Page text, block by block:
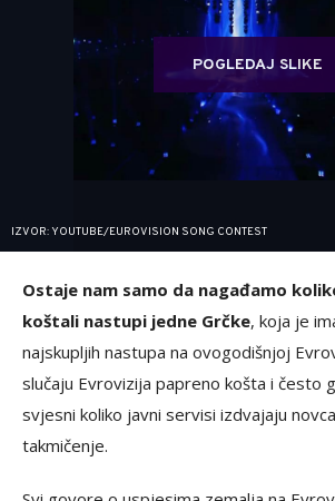
POGLEDAJ SLIKE
IZVOR: YOUTUBE/EUROVISION SONG CONTEST
Ostaje nam samo da nagađamo
koštali nastupi jedne Grčke, koja je
najskupljih nastupa na ovogodišnjoj
slučaju Evrovizija papreno košta i često
svjesni koliko javni servisi izdvajaju
takmičenje.